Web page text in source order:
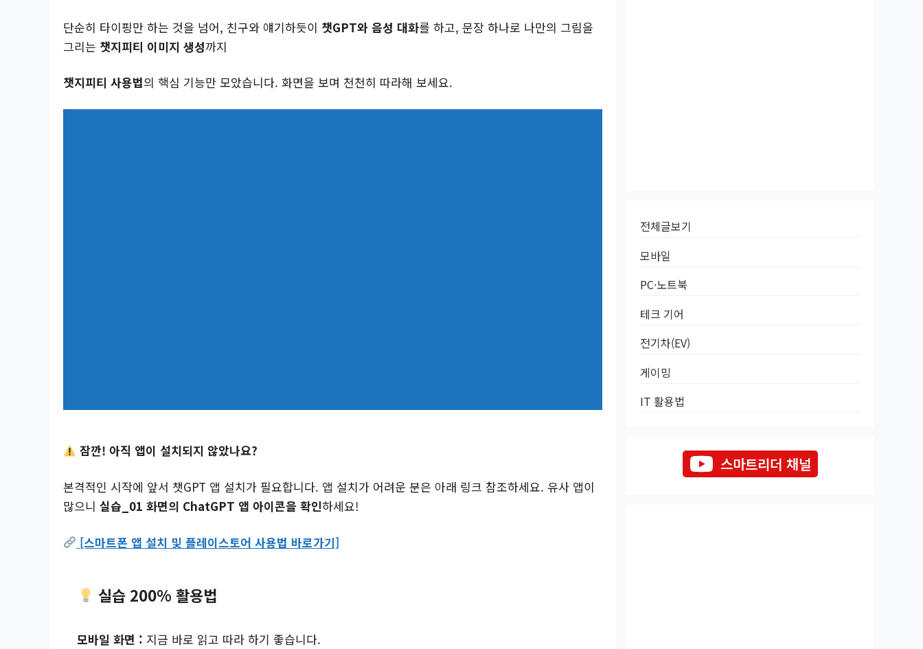
단순히 타이핑만 하는 것을 넘어, 친구와 얘기하듯이 챗GPT와 음성 대화를 하고, 문장 하나로 나만의 그림을
그리는 챗지피티 이미지 생성까지
챗지피티 사용법의 핵심 기능만 모았습니다. 화면을 보며 천천히 따라해 보세요.
잠깐! 아직 앱이 설치되지 않았나요?
본격적인 시작에 앞서 챗GPT 앱 설치가 필요합니다. 앱 설치가 어려운 분은 아래 링크 참조하세요. 유사 앱이
많으니 실습_01 화면의 ChatGPT 앱 아이콘을 확인하세요!
[스마트폰 앱 설치 및 플레이스토어 사용법 바로가기]
실습 200% 활용법
모바일 화면 : 지금 바로 읽고 따라 하기 좋습니다.
전체글보기
모바일
PC·노트북
테크 기어
전기차(EV)
게이밍
IT 활용법
스마트리더 채널